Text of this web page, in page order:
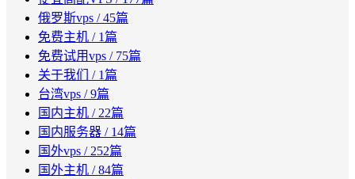
俄罗斯vps / 45篇
免费主机 / 1篇
免费试用vps / 75篇
关于我们
/ 1篇
台湾vps / 9篇
国内主机 / 22篇
国内服务器 / 14篇
国外vps / 252篇
国外主机 / 84篇